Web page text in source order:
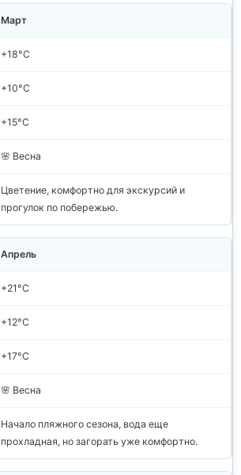
Март
+18°C
+10°C
+15°C
🌸 Весна
Цветение, комфортно для экскурсий и
прогулок по побережью.
Апрель
+21°C
+12°C
+17°C
🌸 Весна
Начало пляжного сезона, вода еще
прохладная, но загорать уже комфортно.